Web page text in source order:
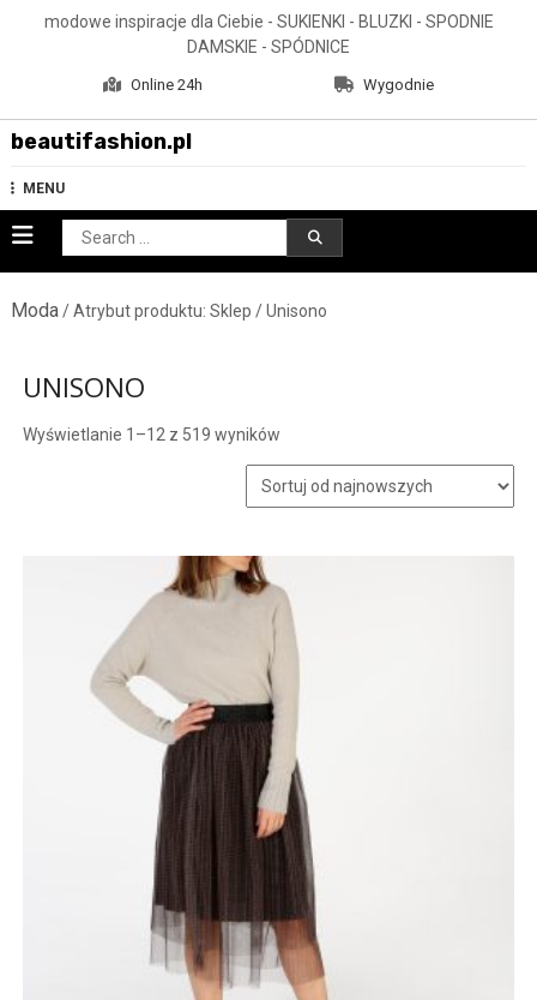
modowe inspiracje dla Ciebie - SUKIENKI - BLUZKI - SPODNIE
DAMSKIE - SPÓDNICE
Online 24h Wygodnie
beautifashion.pl
MENU
Search
for:
Moda/ Atrybut produktu: Sklep / Unisono
UNISONO
Wyświetlanie 1–12 z 519 wynikówPosortowane
najnowszych